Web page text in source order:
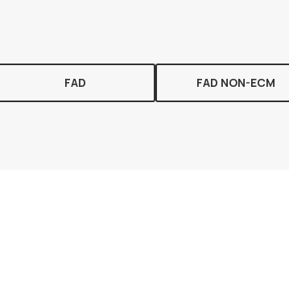
FAD FAD NON-ECM